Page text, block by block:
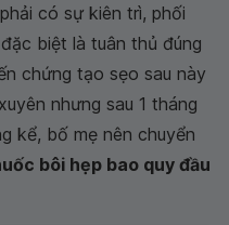
có sự kiên trì, phối
biệt là tuân thủ đúng
chứng tạo sẹo sau này
nhưng sau 1 tháng
kể, bố mẹ nên chuyển
bôi hẹp bao quy đầu